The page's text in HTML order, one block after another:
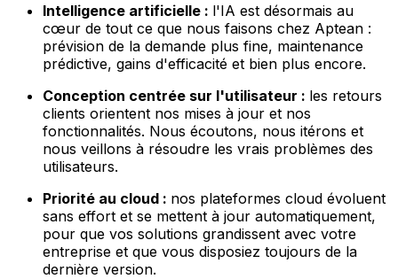
Intelligence artificielle : l'IA est désormais au
cœur de tout ce que nous faisons chez Aptean :
prévision de la demande plus fine, maintenance
prédictive, gains d'efficacité et bien plus encore.
Conception centrée sur l'utilisateur : les retours
clients orientent nos mises à jour et nos
fonctionnalités. Nous écoutons, nous itérons et
nous veillons à résoudre les vrais problèmes des
utilisateurs.
Priorité au cloud : nos plateformes cloud évoluent
sans effort et se mettent à jour automatiquement,
pour que vos solutions grandissent avec votre
entreprise et que vous disposiez toujours de la
dernière version.